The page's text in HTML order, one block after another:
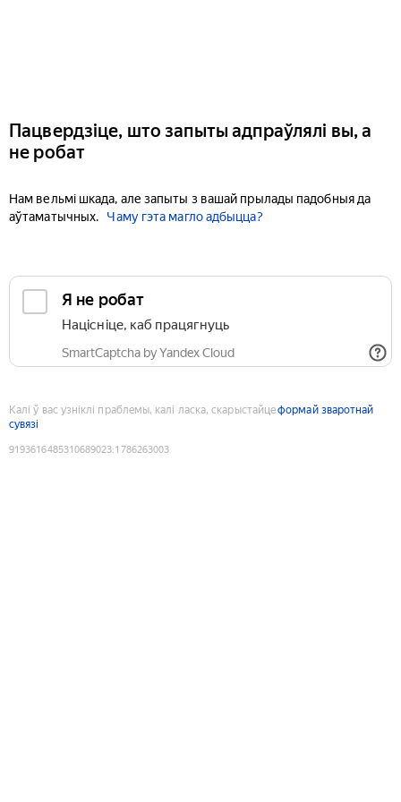
Пацвердзіце, што запыты адпраўлялі вы, а
не робат
Нам вельмі шкада, але запыты з вашай прылады падобныя да
аўтаматычных.
Чаму гэта магло адбыцца?
Я не робат
Націсніце, каб працягнуць
SmartCaptcha by Yandex Cloud
Калі ў вас узніклі праблемы, калі ласка, скарыстайцеформай зваротнай
сувязі
9193616485310689023:1786263003